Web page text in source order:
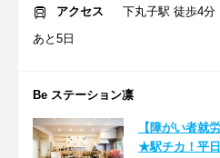
アクセス
下丸子駅 徒歩4分
あと5日
Be ステーション凛
【障がい者就
★駅チカ！平